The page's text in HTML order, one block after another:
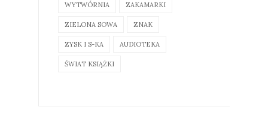
WYTWÓRNIA ZAKAMARKI
ZIELONA SOWA ZNAK
ZYSK I S-KA AUDIOTEKA
ŚWIAT KSIĄŻKI